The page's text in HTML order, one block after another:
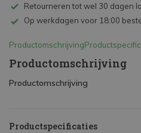
Retourneren tot wel 30 dagen
Op werkdagen voor 18:00
Productomschrijving
Productomschrijving
Productomschrijving
Productspecificaties